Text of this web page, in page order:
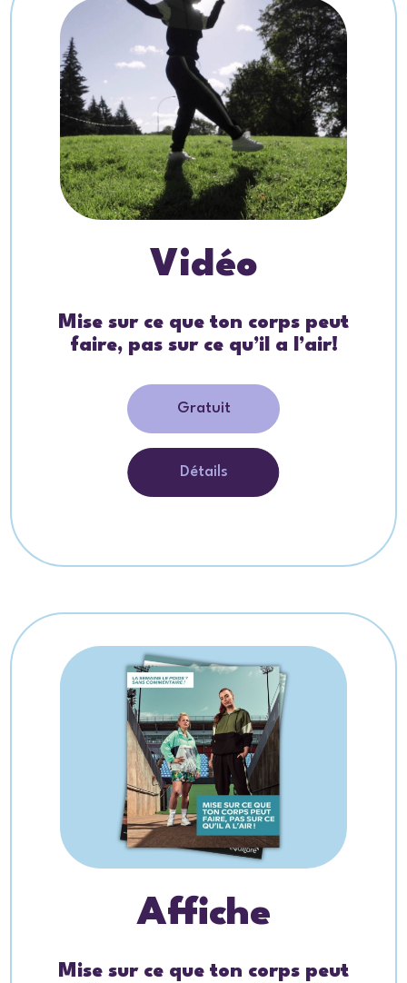
Vidéo
Mise sur ce que ton corps peut
faire, pas sur ce qu’il a l’air!
Gratuit
Détails
Affiche
Mise sur ce que ton corps peut